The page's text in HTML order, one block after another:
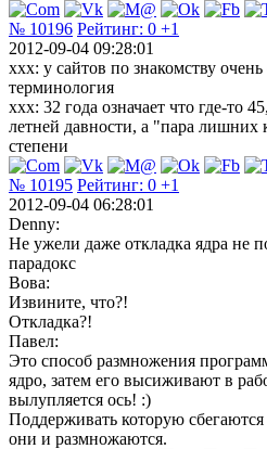
№ 10196 Рейтинг: 0 +1
2012-09-04 09:28:01
xxx: у сайтов по знакомству
терминология
xxx: 32 года означает что где-то
летней давности, а "пара
степени
№ 10195 Рейтинг: 0 +1
2012-09-04 06:28:01
Denny:
Не ужели даже откладка ядра не
парадокс
Вова:
Извините, что?!
Откладка?!
Павел:
Это способ размножения
ядро, затем его высиживают в
вылупляется ось! :)
Поддерживать которую
они и размножаются.